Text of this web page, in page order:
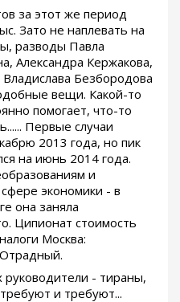
за этот же период
Зато не наплевать на
разводы Павла
Александра Кержакова,
Безбородова
вещи. Какой-то
помогает, что-то
Первые случаи
2013 года, но пик
на июнь 2014 года.
и
экономики - в
она заняла
Ципионат стоимость
Москва:
Отрадный.
руководители - тираны,
и требуют...